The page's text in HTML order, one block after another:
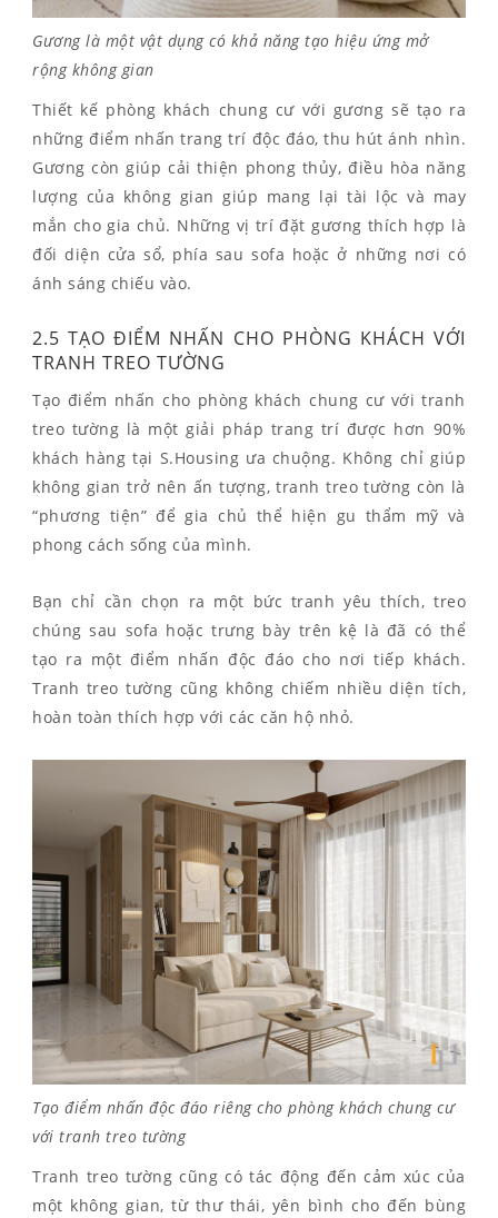
Gương là một vật dụng có khả năng tạo hiệu ứng mở
rộng không gian
Thiết kế phòng khách chung cư với gương sẽ tạo ra
những điểm nhấn trang trí độc đáo, thu hút ánh nhìn.
Gương còn giúp cải thiện phong thủy, điều hòa năng
lượng của không gian giúp mang lại tài lộc và may
mắn cho gia chủ. Những vị trí đặt gương thích hợp là
đối diện cửa sổ, phía sau sofa hoặc ở những nơi có
ánh sáng chiếu vào.
2.5 TẠO ĐIỂM NHẤN CHO PHÒNG KHÁCH VỚI
TRANH TREO TƯỜNG
Tạo điểm nhấn cho phòng khách chung cư với tranh
treo tường là một giải pháp trang trí được hơn 90%
khách hàng tại S.Housing ưa chuộng. Không chỉ giúp
không gian trở nên ấn tượng, tranh treo tường còn là
“phương tiện” để gia chủ thể hiện gu thẩm mỹ và
phong cách sống của mình.
Bạn chỉ cần chọn ra một bức tranh yêu thích, treo
chúng sau sofa hoặc trưng bày trên kệ là đã có thể
tạo ra một điểm nhấn độc đáo cho nơi tiếp khách.
Tranh treo tường cũng không chiếm nhiều diện tích,
hoàn toàn thích hợp với các căn hộ nhỏ.
Tạo điểm nhấn độc đáo riêng cho phòng khách chung cư
với tranh treo tường
Tranh treo tường cũng có tác động đến cảm xúc của
một không gian, từ thư thái, yên bình cho đến bùng